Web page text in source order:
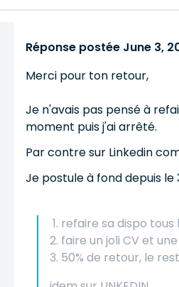
Réponse postée June 3,
Merci pour ton retour,
Je n'avais pas pensé à
moment puis j'ai arrêté.
Par contre sur Linkedin
Je postule à fond depuis le
refaire sa dispo
faire un joli CV et
50% de retour, le